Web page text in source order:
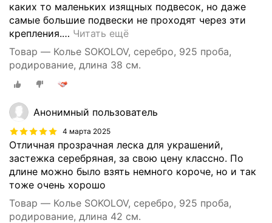
каких то маленьких изящных подвесок, но даже
самые большие подвески не проходят через эти
крепления.… Читать ещё
Товар — Колье SOKOLOV, серебро, 925 проба,
родирование, длина 38 см.
Анонимный пользователь
4 марта 2025
Отличная прозрачная леска для украшений,
застежка серебряная, за свою цену классно. По
длине можно было взять немного короче, но и так
тоже очень хорошо
Товар — Колье SOKOLOV, серебро, 925 проба,
родирование, длина 42 см.